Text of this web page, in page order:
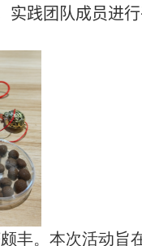
践团队成员进行
丰。 本次活动旨